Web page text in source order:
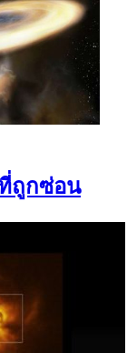
ถูกซ่อน